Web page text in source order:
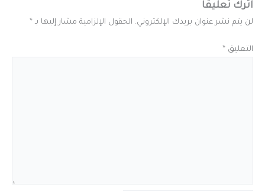
اترك تعليقاً
لن يتم نشر عنوان بريدك الإلكتروني. الحقول الإلزامية مشار إليها بـ *
التعليق *